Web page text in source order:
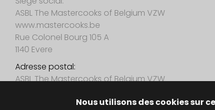
ASBL The Mastercooks of Belgium VZW
www.mastercooks.be
Rue Colonel Bourg 105 A
1140 Evere
Adresse postal:
ASBL The Mastercooks of Belgium VZW
Nous utilisons des cookies sur